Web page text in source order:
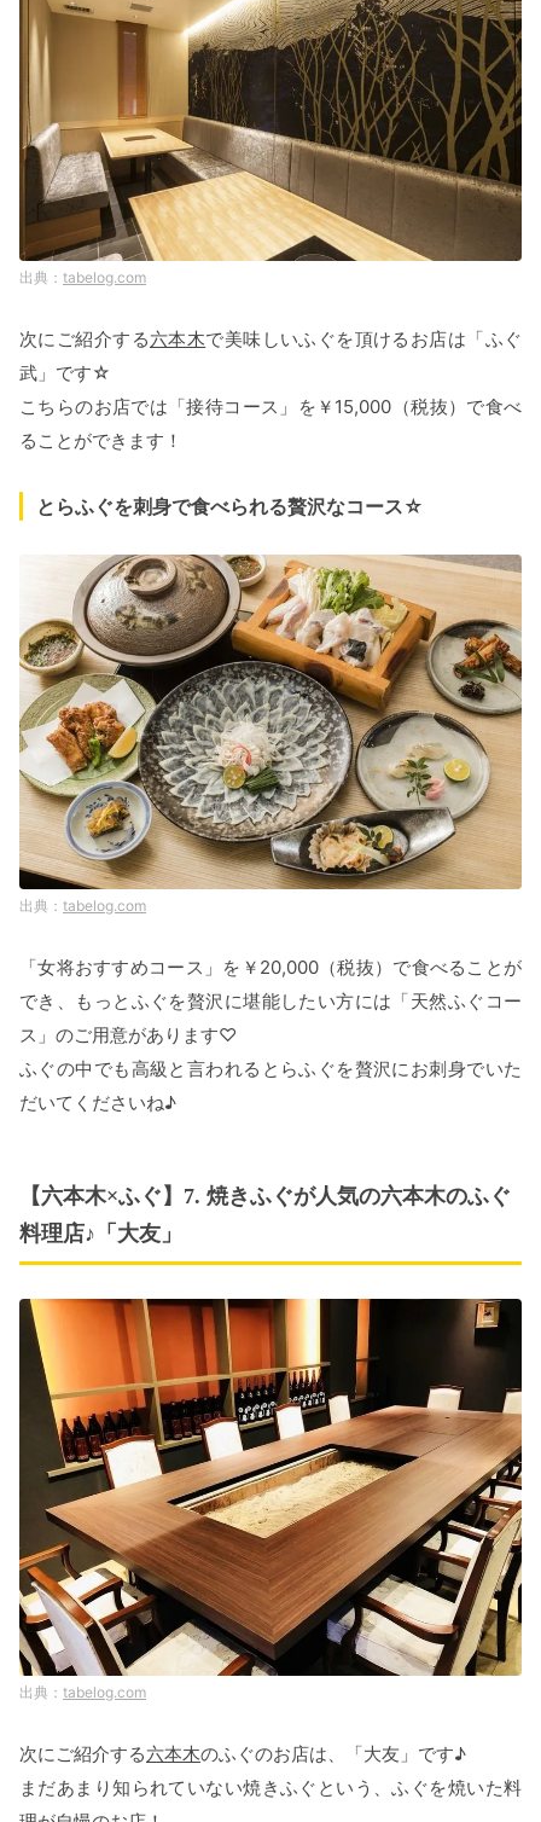
tabelog.com
次にご紹介する六本木で美味しいふぐを頂けるお店は「ふぐ
武」です☆
こちらのお店では「接待コース」を￥15,000（税抜）で食べ
ることができます！
とらふぐを刺身で食べられる贅沢なコース☆
tabelog.com
「女将おすすめコース」を￥20,000（税抜）で食べることが
でき、もっとふぐを贅沢に堪能したい方には「天然ふぐコー
ス」のご用意があります♡
ふぐの中でも高級と言われるとらふぐを贅沢にお刺身でいた
だいてくださいね♪
【六本木×ふぐ】7. 焼きふぐが人気の六本木のふぐ
料理店♪「大友」
tabelog.com
次にご紹介する六本木のふぐのお店は、「大友」です♪
まだあまり知られていない焼きふぐという、ふぐを焼いた料